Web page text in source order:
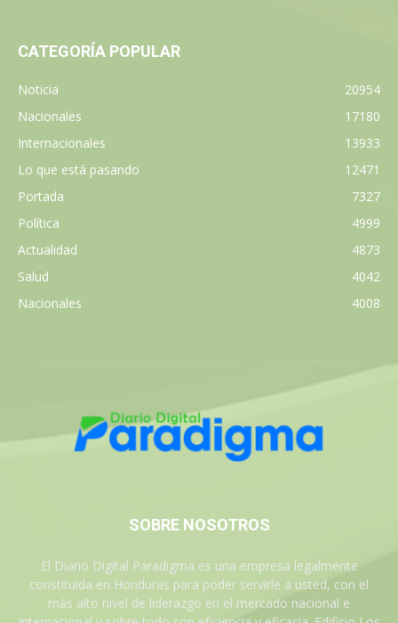
CATEGORÍA POPULAR
Noticia
20954
Nacionales
17180
Internacionales
13933
Lo que está pasando
12471
Portada
7327
Política
4999
Actualidad
4873
Salud
4042
Nacionales
4008
SOBRE NOSOTROS
El Diario Digital Paradigma es una empresa legalmente
constituida en Honduras para poder servirle a usted, con el
más alto nivel de liderazgo en el mercado nacional e